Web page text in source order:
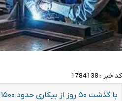
کد خبر : 1784138